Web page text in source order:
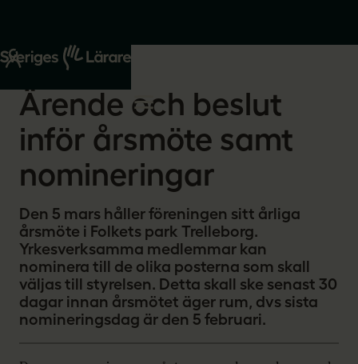
Start
Om oss
2026-01-13
Ärende och beslut
inför årsmöte samt
nomineringar
Den 5 mars håller föreningen sitt årliga
årsmöte i Folkets park Trelleborg.
Yrkesverksamma medlemmar kan
nominera till de olika posterna som skall
väljas till styrelsen. Detta skall ske senast 30
dagar innan årsmötet äger rum, dvs sista
nomineringsdag är den 5 februari.